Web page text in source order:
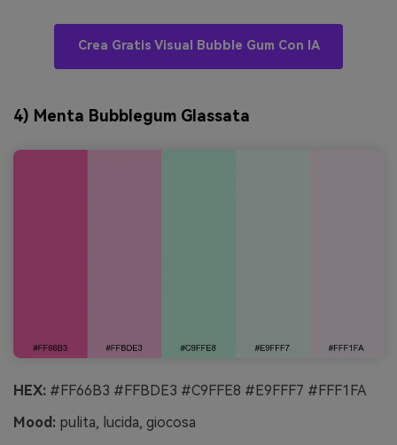
Crea Gratis Visual Bubble Gum Con IA
4) Menta Bubblegum Glassata
HEX: #FF66B3 #FFBDE3 #C9FFE8 #E9FFF7 #FFF1FA
Mood: pulita, lucida, giocosa